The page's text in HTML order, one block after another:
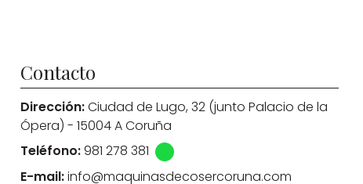
Contacto
Dirección:Ciudad de Lugo, 32 (junto Palacio de la
Ópera) - 15004 A Coruña
Teléfono:981 278 381
E-mail:info@maquinasdecosercoruna.com